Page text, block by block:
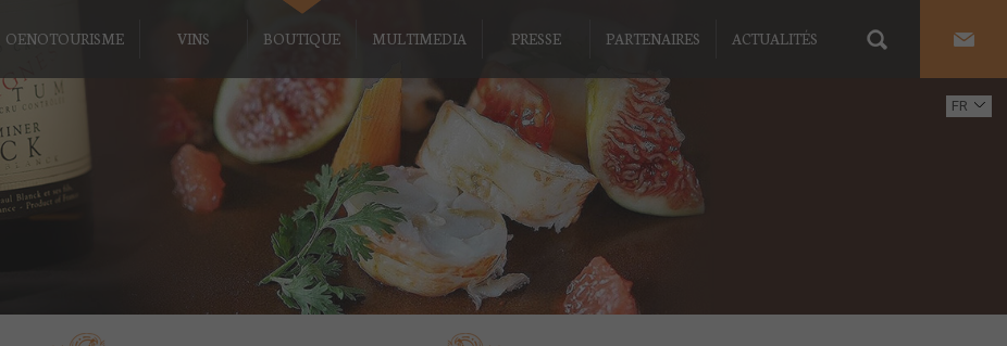
OENOTOURISME VINS BOUTIQUE MULTIMEDIA PRESSE PARTENAIRES ACTUALITÉS
FR